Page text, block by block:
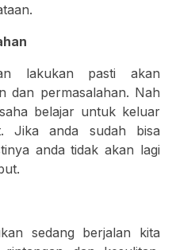
lakukan pasti akan
dan permasalahan. Nah
belajar untuk keluar
Jika anda sudah bisa
anda tidak akan lagi
sedang berjalan kita